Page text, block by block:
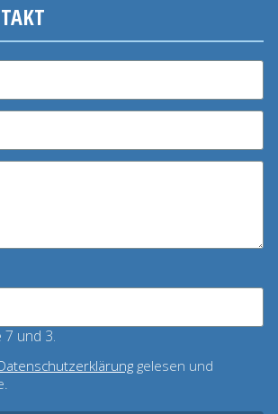
7 und 3.
gelesen und